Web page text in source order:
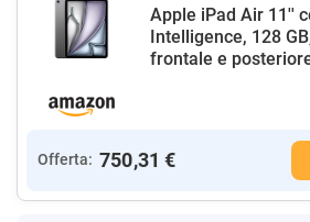
Apple iPad Air 11''
Intelligence, 128
frontale e
Offerta: 750,31 €